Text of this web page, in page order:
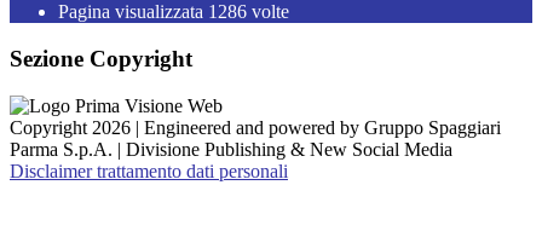
Pagina visualizzata 1286 volte
Sezione Copyright
Copyright 2026 | Engineered and powered by Gruppo Spaggiari
Parma S.p.A. | Divisione Publishing & New Social Media
Disclaimer trattamento dati personali